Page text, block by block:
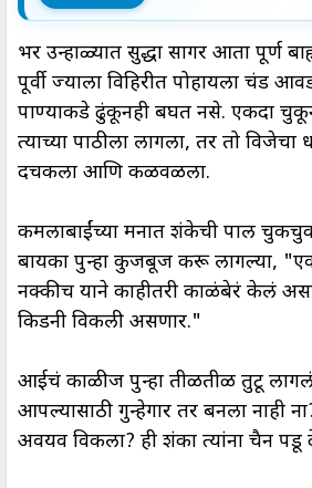
भर उन्हाळ्यात सुद्धा सागर आता पूर्ण
पूर्वी ज्याला विहिरीत पोहायला प्रचंड
पाण्याकडे ढुंकूनही बघत नसे. एकदा
त्याच्या पाठीला लागला, तर तो
दचकला आणि कळवळला.
कमलाबाईंच्या मनात शंकेची पाल
बायका पुन्हा कुजबूज करू लागल्या,
नक्कीच याने काहीतरी काळंबेरं केलं
किडनी विकली असणार."
आईचं काळीज पुन्हा तीळतीळ तुटू
आपल्यासाठी गुन्हेगार तर बनला नाही
अवयव विकला? ही शंका त्यांना चैन पडू